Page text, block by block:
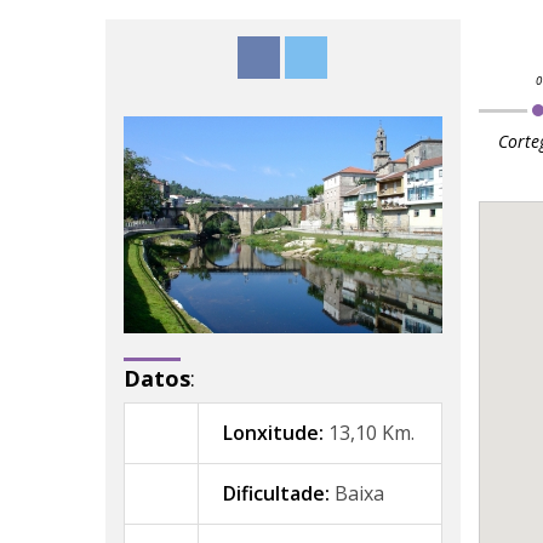
Datos:
Lonxitude: 13,10 Km.
Dificultade: Baixa